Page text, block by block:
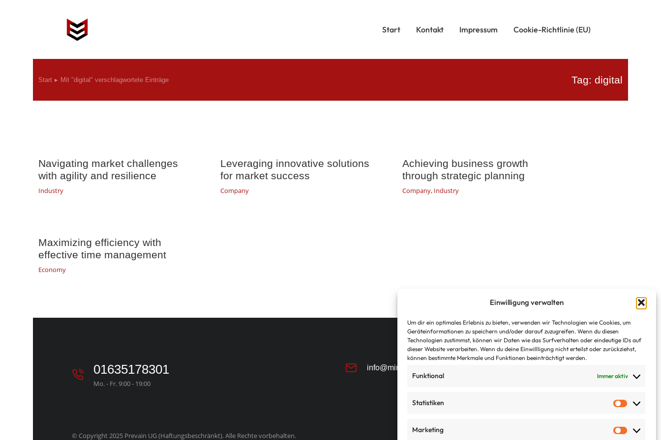
Einwilligung verwalten
Um dir ein optimales Erlebnis zu bieten, verwenden wir Technologien wie Cookies, um
Geräteinformationen zu speichern und/oder darauf zuzugreifen. Wenn du diesen
Technologien zustimmst, können wir Daten wie das Surfverhalten oder eindeutige IDs auf
dieser Website verarbeiten. Wenn du deine Einwillligung nicht erteilst oder zurückziehst,
können bestimmte Merkmale und Funktionen beeinträchtigt werden.
Funktional Immer aktiv
Statistiken
Marketing
Start Kontakt Impressum Cookie-Richtlinie (EU)
Sie befinden sich hier:
Start Mit "digital" verschlagwortete Einträge Tag: digital
Navigating market challenges
with agility and resilience
Industry
Leveraging innovative solutions
for market success
Company
Achieving business growth
through strategic planning
Company, Industry
Maximizing efficiency with
effective time management
Economy
01635178301
Mo. - Fr. 9:00 - 19:00
info@mino-service.de
© Copyright 2025 Prevain UG (Haftungsbeschränkt). Alle Rechte vorbehalten.